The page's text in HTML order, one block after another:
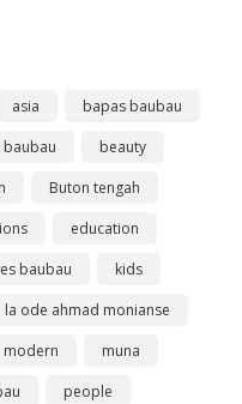
asia
bapas baubau
baubau
beauty
Buton tengah
education
baubau
kids
la ode ahmad monianse
modern
muna
people